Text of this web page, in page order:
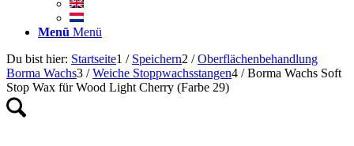
Menü Menü
Du bist hier: Startseite1 / Speichern2 / Oberflächenbehandlung
Borma Wachs3 / Weiche Stoppwachsstangen4 / Borma Wachs Soft
Stop Wax für Wood Light Cherry (Farbe 29)